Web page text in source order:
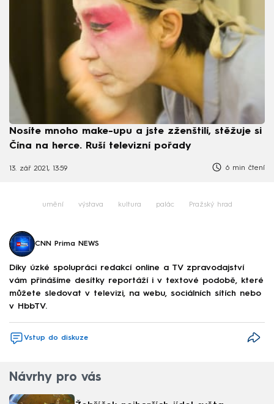
Nosíte mnoho make-upu a jste zženštilí, stěžuje si
Čína na herce. Ruší televizní pořady
13. zář 2021, 13:59 6 min čtení
umění výstava kultura palác Pražský hrad
CNN Prima NEWS
Díky úzké spolupráci redakcí online a TV zpravodajství
vám přinášíme desítky reportáží i v textové podobě, které
můžete sledovat v televizi, na webu, sociálních sítích nebo
v HbbTV.
Vstup do diskuze
Návrhy pro vás